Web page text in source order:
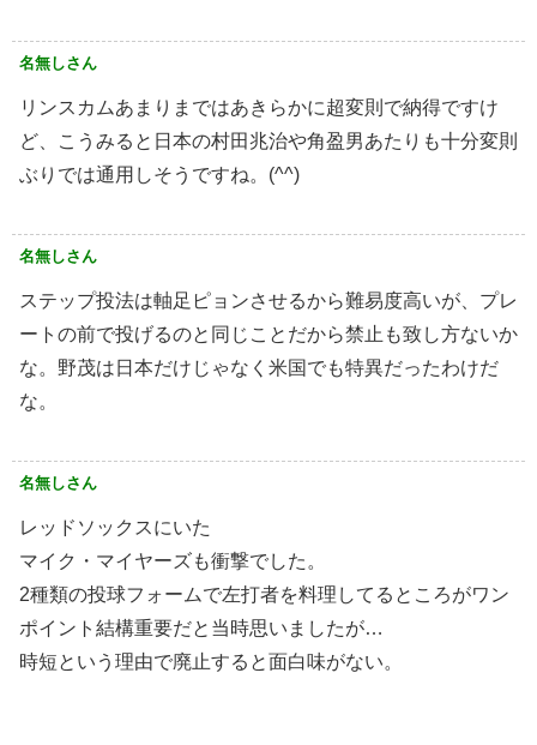
名無しさん
リンスカムあまりまではあきらかに超変則で納得ですけ
ど、こうみると日本の村田兆治や角盈男あたりも十分変則
ぶりでは通用しそうですね。(^^)
名無しさん
ステップ投法は軸足ピョンさせるから難易度高いが、プレ
ートの前で投げるのと同じことだから禁止も致し方ないか
な。野茂は日本だけじゃなく米国でも特異だったわけだ
な。
名無しさん
レッドソックスにいた
マイク・マイヤーズも衝撃でした。
2種類の投球フォームで左打者を料理してるところがワン
ポイント結構重要だと当時思いましたが…
時短という理由で廃止すると面白味がない。